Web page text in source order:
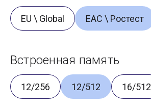
EU \ Global ЕАС \ Ростест
Встроенная память
12/256 12/512 16/512